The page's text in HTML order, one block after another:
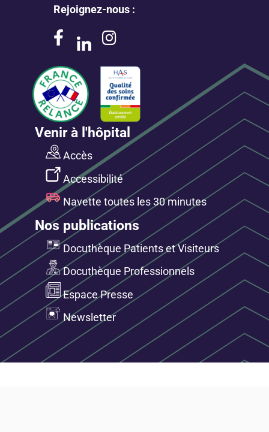
Rejoignez-nous :
Venir à l'hôpital
Accès
Accessibilité
Navette toutes les 30 minutes
Nos publications
Docuthèque Patients et Visiteurs
Docuthèque Professionnels
Espace Presse
Newsletter